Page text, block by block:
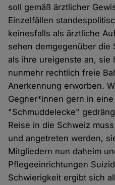
soll gemäß ärztlicher
Einzelfällen
keinesfalls als ärztliche
sehen demgegenüber die
als ihre ureigenste an, sie
nunmehr rechtlich freie
Anerkennung erworben.
Gegner*innen gern in
"Schmuddelecke"
Reise in die Schweiz
und angetreten werden,
Mitgliedern nun daheim
Pflegeeinrichtungen
Schwierigkeit ergibt sich